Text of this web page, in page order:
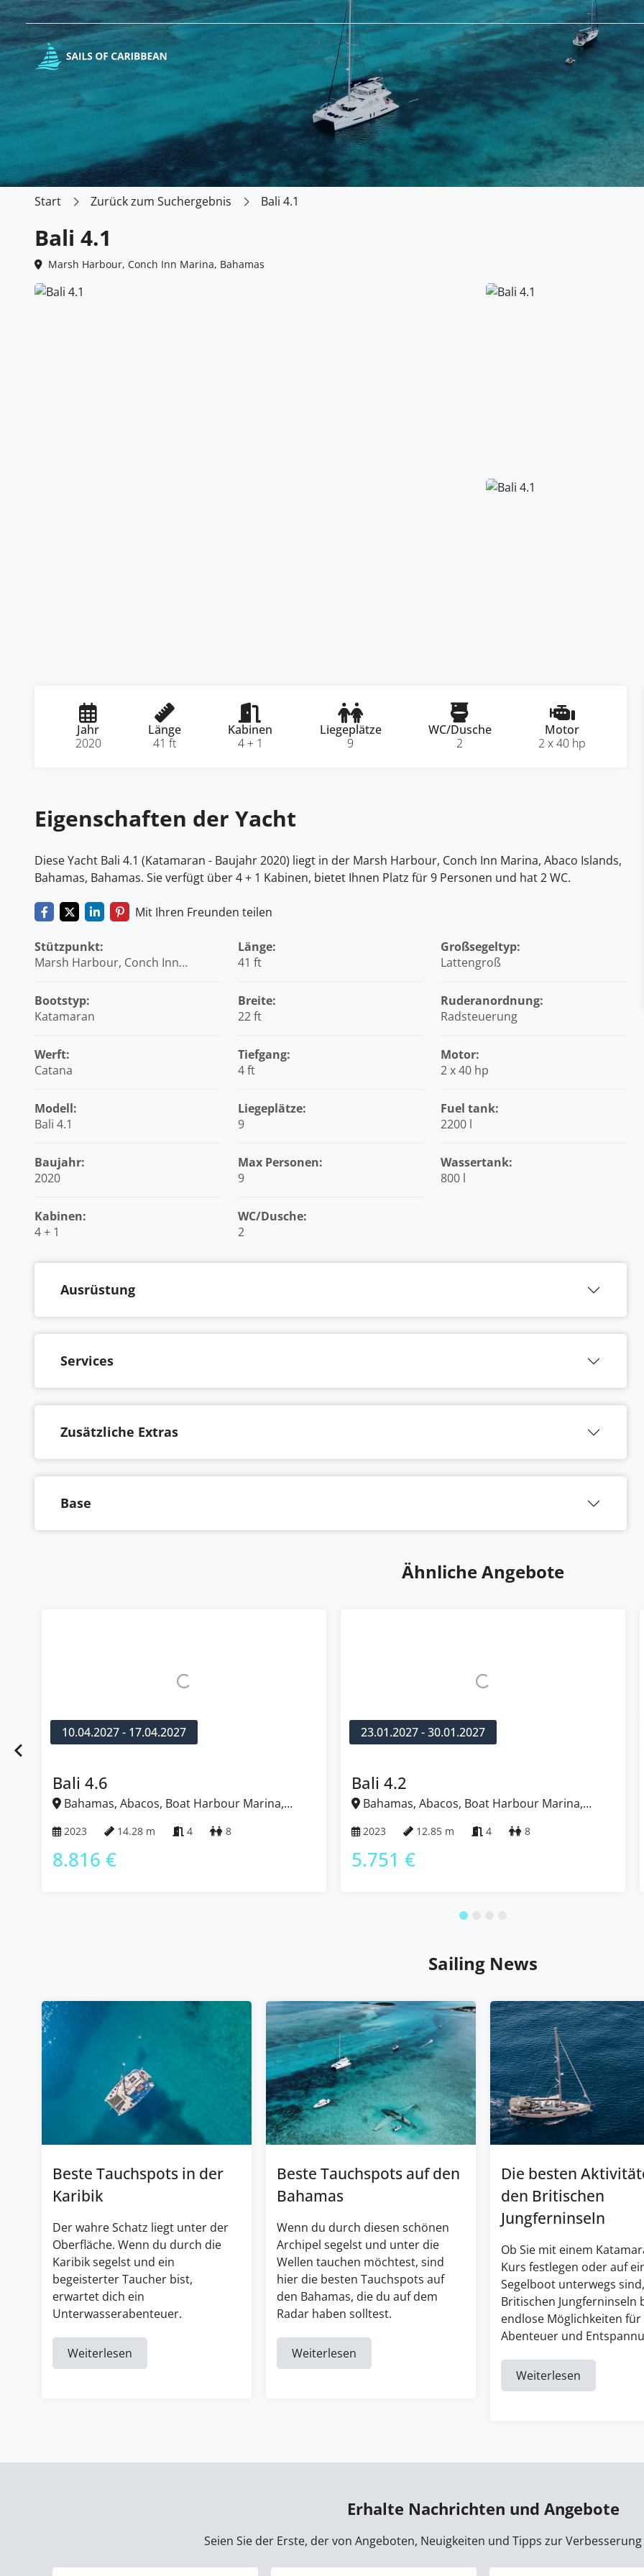
Start Zurück zum Suchergebnis Bali 4.1
Bali 4.1
Marsh Harbour, Conch Inn Marina, Bahamas
Jahr
2020
Länge
41 ft
Kabinen
4 + 1
Liegeplätze
9
WC/Dusche
2
Motor
2 x 40 hp
Eigenschaften der Yacht
Diese Yacht Bali 4.1 (Katamaran - Baujahr 2020) liegt in der Marsh Harbour, Conch Inn Marina, Abaco Islands,
Bahamas, Bahamas. Sie verfügt über 4 + 1 Kabinen, bietet Ihnen Platz für 9 Personen und hat 2 WC.
Mit Ihren Freunden teilen
Stützpunkt:
Marsh Harbour, Conch Inn
Bootstyp:
Katamaran
Werft:
Catana
Modell:
Bali 4.1
Baujahr:
2020
Kabinen:
4 + 1
Länge:
41 ft
Breite:
22 ft
Tiefgang:
4 ft
Liegeplätze:
9
Max Personen:
9
WC/Dusche:
2
Großsegeltyp:
Lattengroß
Ruderanordnung:
Radsteuerung
Motor:
2 x 40 hp
Fuel tank:
2200 l
Wassertank:
800 l
Ausrüstung
Services
Zusätzliche Extras
Base
Ähnliche Angebote
10.04.2027 - 17.04.2027
Bali 4.6
Bahamas, Abacos, Boat Harbour Marina,
2023 14.28 m 4 8
8.816 €
23.01.2027 - 30.01.2027
Bali 4.2
Bahamas, Abacos, Boat Harbour Marina,
2023 12.85 m 4 8
5.751 €
Sailing News
Beste Tauchspots in der
Karibik
Der wahre Schatz liegt unter der
Oberfläche. Wenn du durch die
Karibik segelst und ein
begeisterter Taucher bist,
erwartet dich ein
Unterwasserabenteuer.
Weiterlesen
Beste Tauchspots auf den
Bahamas
Wenn du durch diesen schönen
Archipel segelst und unter die
Wellen tauchen möchtest, sind
hier die besten Tauchspots auf
den Bahamas, die du auf dem
Radar haben solltest.
Weiterlesen
Die besten
den Britischen
Jungferninseln
Ob Sie mit einem
Kurs festlegen oder auf
Segelboot unterwegs
Britischen Jungferninseln
endlose Möglichkeiten für
Abenteuer und
Weiterlesen
Erhalte Nachrichten und Angebote
Seien Sie der Erste, der von Angeboten, Neuigkeiten und Tipps zur